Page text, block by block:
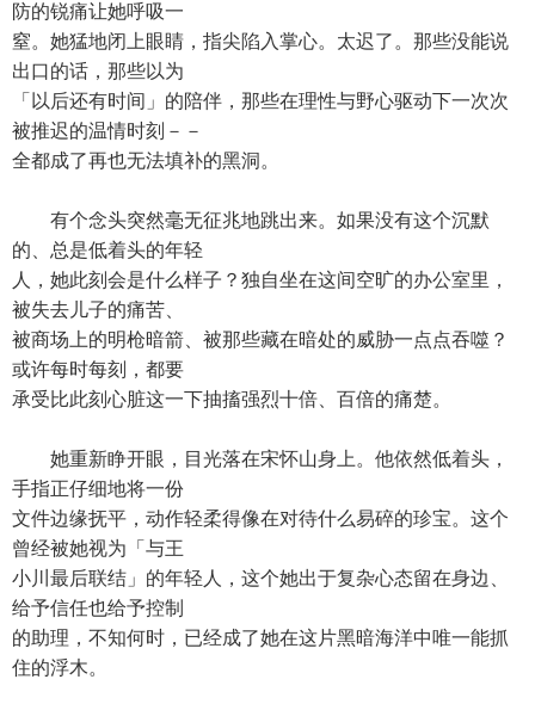
防的锐痛让她呼吸一
窒。她猛地闭上眼睛，指尖陷入掌心。太迟了。那些没能说
出口的话，那些以为
「以后还有时间」的陪伴，那些在理性与野心驱动下一次次
被推迟的温情时刻－－
全都成了再也无法填补的黑洞。
有个念头突然毫无征兆地跳出来。如果没有这个沉默
的、总是低着头的年轻
人，她此刻会是什么样子？独自坐在这间空旷的办公室里，
被失去儿子的痛苦、
被商场上的明枪暗箭、被那些藏在暗处的威胁一点点吞噬？
或许每时每刻，都要
承受比此刻心脏这一下抽搐强烈十倍、百倍的痛楚。
她重新睁开眼，目光落在宋怀山身上。他依然低着头，
手指正仔细地将一份
文件边缘抚平，动作轻柔得像在对待什么易碎的珍宝。这个
曾经被她视为「与王
小川最后联结」的年轻人，这个她出于复杂心态留在身边、
给予信任也给予控制
的助理，不知何时，已经成了她在这片黑暗海洋中唯一能抓
住的浮木。